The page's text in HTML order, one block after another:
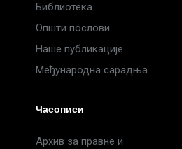
Библиотека
Општи послови
Наше публикације
Међународна сарадња
Часописи
Архив за правне и